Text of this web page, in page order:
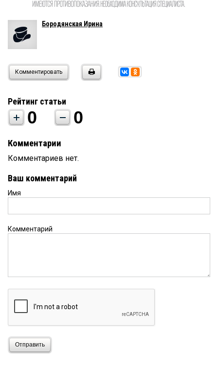
Бородянская Ирина
Комментировать
Рейтинг статьи
0 0
Комментарии
Комментариев нет.
Ваш комментарий
Имя
Комментарий
Отправить